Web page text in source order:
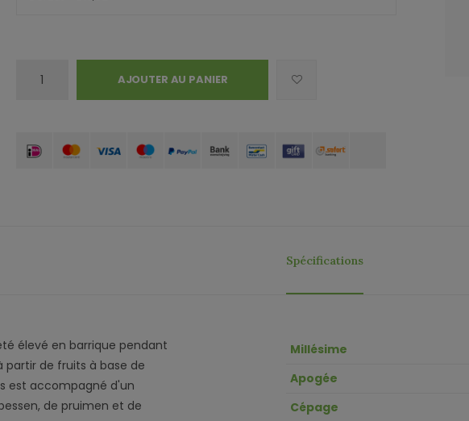
AJOUTER AU PANIER
Spécifications
élevé en barrique pendant
partir de fruits à base de
est accompagné d'un
de pruimen et de
Millésime
Apogée
Cépage